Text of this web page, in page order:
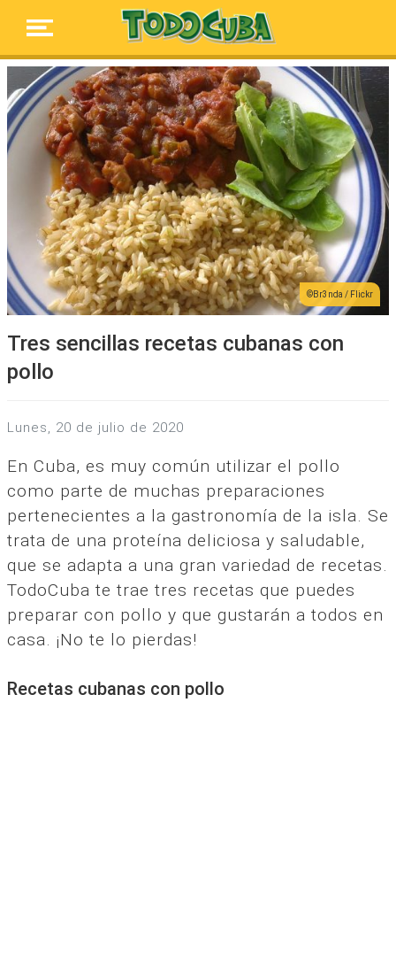
Br3nda / Flickr
Tres sencillas recetas cubanas con
pollo
lunes, 20 de julio de 2020
En Cuba, es muy común utilizar el pollo
como parte de muchas preparaciones
pertenecientes a la gastronomía de la isla. Se
trata de una proteína deliciosa y saludable,
que se adapta a una gran variedad de recetas.
TodoCuba te trae tres recetas que puedes
preparar con pollo y que gustarán a todos en
casa. ¡No te lo pierdas!
Recetas cubanas con pollo